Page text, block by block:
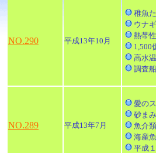
NO.290 平成13年10月
稚魚
ウナ
熱帯
1,500
高水
調査
NO.289 平成13年7月
愛の
砂ま
魚介
海産
平成